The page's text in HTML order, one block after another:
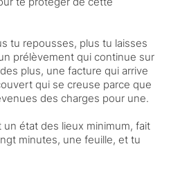
tu repousses, plus tu laisses
prélèvement qui continue sur
plus, une facture qui arrive
qui se creuse parce que
des charges pour une.
état des lieux minimum, fait
minutes, une feuille, et tu